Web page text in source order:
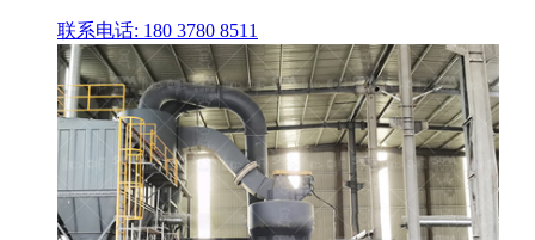
联系电话: 180 3780 8511